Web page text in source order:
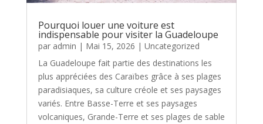
Pourquoi louer une voiture est
indispensable pour visiter la Guadeloupe
par admin | Mai 15, 2026 | Uncategorized
La Guadeloupe fait partie des destinations les
plus appréciées des Caraïbes grâce à ses plages
paradisiaques, sa culture créole et ses paysages
variés. Entre Basse-Terre et ses paysages
volcaniques, Grande-Terre et ses plages de sable